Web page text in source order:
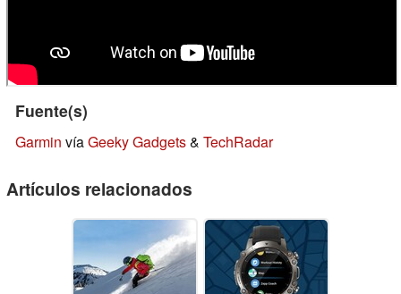
Fuente(s)
Garmin víaGeeky Gadgets& TechRadar
Artículos relacionados